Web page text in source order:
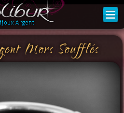
Mors Soufflés